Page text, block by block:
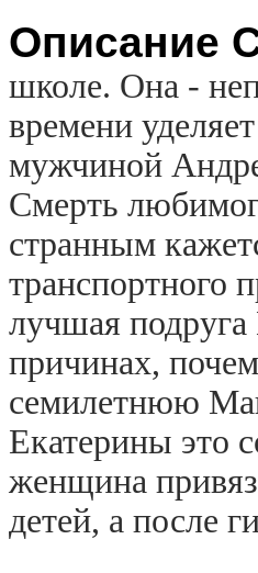
Описание
школе. Она -
времени
мужчиной
Смерть
странным
транспортного
лучшая
причинах,
семилетнюю
Екатерины это
женщина
детей, а после